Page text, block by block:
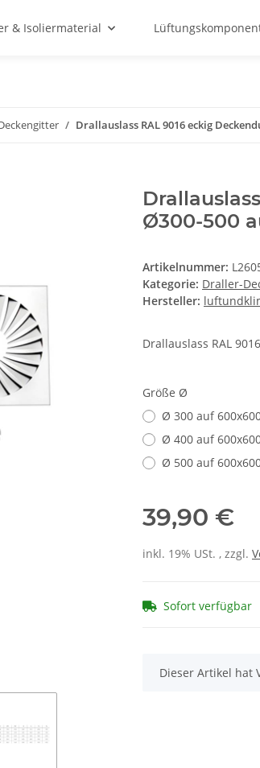
& Isoliermaterial
Drallauslass RAL 9016 eckig
Ø300-500
Artikelnummer:
Kategorie: Draller-
Hersteller:
Drallauslass RAL
Größe Ø
Ø 300 auf
Ø 400 auf
Ø 500 auf
39,90 €
inkl. 19% USt. , zzgl.
Sofort verfügbar
x
Dieser Artikel hat